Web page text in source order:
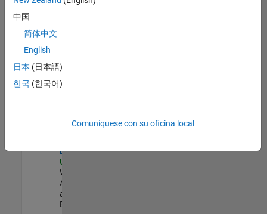
Cloud Solution Architect
Web
and Services |
Principal
Cloud
Engineer
US-MA-Natick
Web
Applications
and Services |
Experimentado
中国
简体中文
English
日本 (日本語)
한국 (한국어)
Comuníquese con su oficina local